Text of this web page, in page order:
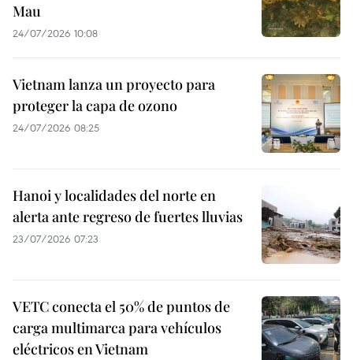
Mau
24/07/2026 10:08
Vietnam lanza un proyecto para
proteger la capa de ozono
24/07/2026 08:25
Hanoi y localidades del norte en
alerta ante regreso de fuertes lluvias
23/07/2026 07:23
VETC conecta el 50% de puntos de
carga multimarca para vehículos
eléctricos en Vietnam